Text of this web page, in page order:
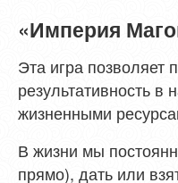
«Империя
Эта игра позволяет
результативность
жизненными
В жизни мы
прямо), дать или